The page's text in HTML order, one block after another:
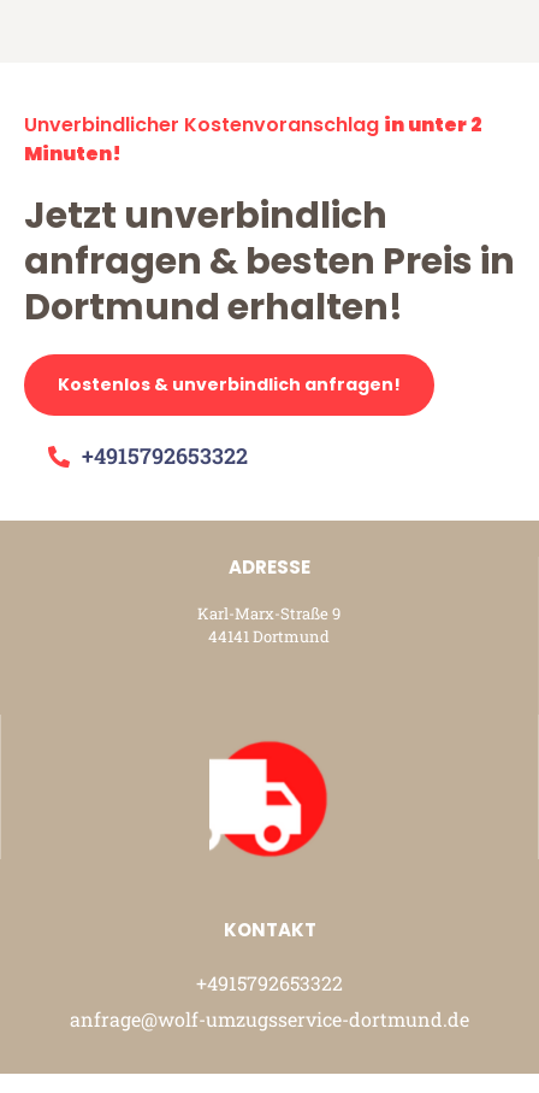
Unverbindlicher Kostenvoranschlag in unter 2
Minuten!
Jetzt unverbindlich
anfragen & besten Preis in
Dortmund erhalten!
Kostenlos & unverbindlich anfragen!
+4915792653322
ADRESSE
Karl-Marx-Straße 9
44141 Dortmund
KONTAKT
+4915792653322
anfrage@wolf-umzugsservice-dortmund.de